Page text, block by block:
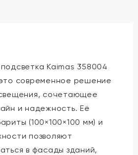
Kaimas 358004
современное решение
сочетающее
и надежность. Её
(100×100×100 мм) и
позволяют
в фасады зданий,